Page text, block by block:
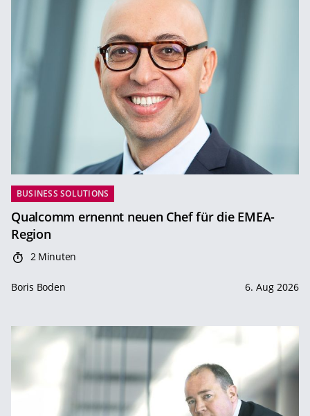
BUSINESS SOLUTIONS
Qualcomm ernennt neuen Chef für die EMEA-
Region
2 Minuten
Boris Boden 6. Aug 2026